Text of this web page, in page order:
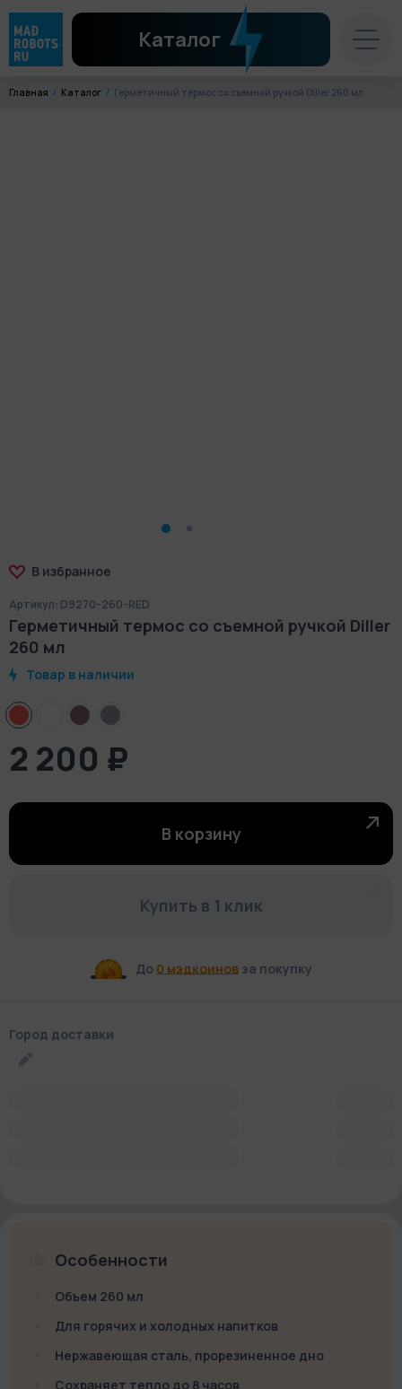
Каталог
Главная Каталог Герметичный термос со съемной ручкой Diller 260 мл
В избранное
Артикул: D9270-260-RED
Герметичный термос со съемной ручкой Diller
260 мл
Товар в наличии
2 200 ₽
В корзину
Купить в 1 клик
До 0 мэдкоиновза покупку
Город доставки
Особенности
Объем 260 мл
Для горячих и холодных напитков
Нержавеющая сталь, прорезиненное дно
Сохраняет тепло до 8 часов